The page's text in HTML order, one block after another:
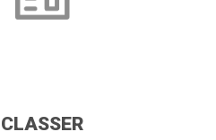
CLASSER